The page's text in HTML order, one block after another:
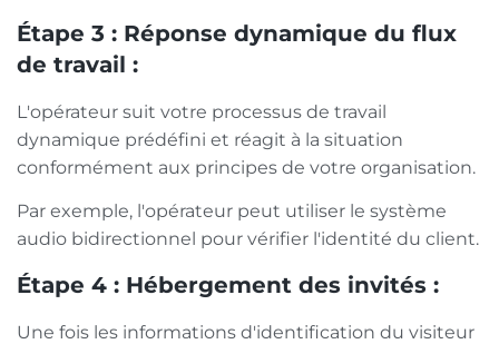
Étape 3 : Réponse dynamique du flux
de travail :
L'opérateur suit votre processus de travail
dynamique prédéfini et réagit à la situation
conformément aux principes de votre organisation.
Par exemple, l'opérateur peut utiliser le système
audio bidirectionnel pour vérifier l'identité du client.
Étape 4 : Hébergement des invités :
Une fois les informations d'identification du visiteur